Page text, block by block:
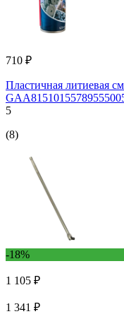
710 ₽
Пластичная литиевая
5
(8)
-18%
1 105 ₽
1 341 ₽